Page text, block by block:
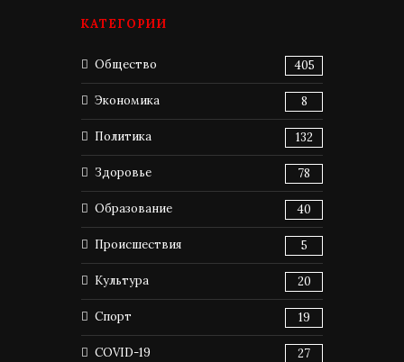
КАТЕГОРИИ
Общество 405
Экономика 8
Политика 132
Здоровье 78
Образование 40
Происшествия 5
Культура 20
Спорт 19
COVID-19 27